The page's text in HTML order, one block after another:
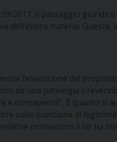
2017. Il passaggio
materia. Questa,
l’esecuzione del
da una patologia
consapevoli”. È quanto si
sulla questione di
motivazioni il Sir ha